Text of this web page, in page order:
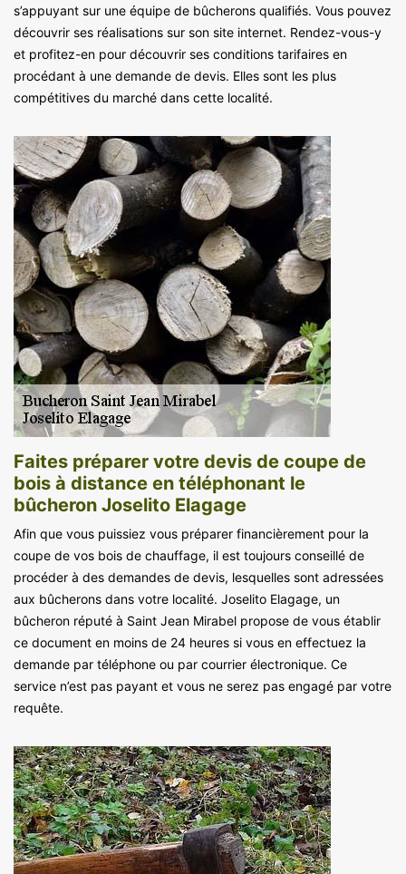
s’appuyant sur une équipe de bûcherons qualifiés. Vous pouvez
découvrir ses réalisations sur son site internet. Rendez-vous-y
et profitez-en pour découvrir ses conditions tarifaires en
procédant à une demande de devis. Elles sont les plus
compétitives du marché dans cette localité.
Faites préparer votre devis de coupe de
bois à distance en téléphonant le
bûcheron Joselito Elagage
Afin que vous puissiez vous préparer financièrement pour la
coupe de vos bois de chauffage, il est toujours conseillé de
procéder à des demandes de devis, lesquelles sont adressées
aux bûcherons dans votre localité. Joselito Elagage, un
bûcheron réputé à Saint Jean Mirabel propose de vous établir
ce document en moins de 24 heures si vous en effectuez la
demande par téléphone ou par courrier électronique. Ce
service n’est pas payant et vous ne serez pas engagé par votre
requête.